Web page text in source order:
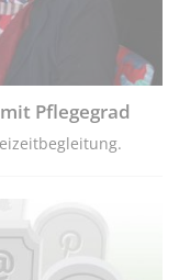
Pflegegrad